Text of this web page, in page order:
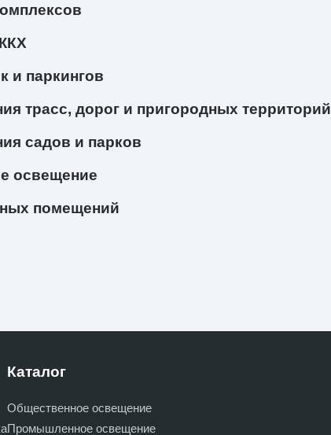
и паркингов
трасс, дорог и пригородных территорий
садов и парков
освещение
помещений
Каталог
Общественное освещение
Промышленное освещение